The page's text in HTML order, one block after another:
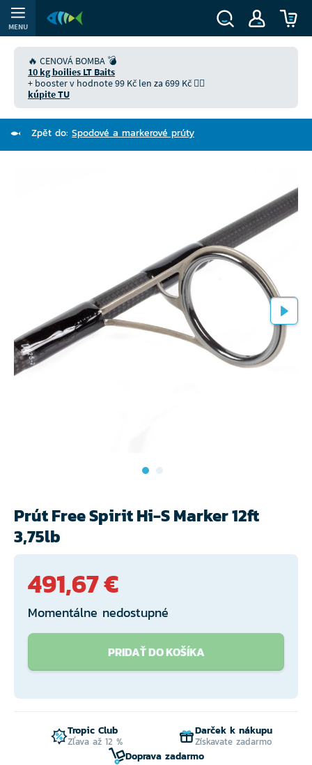
MENU
🔥 CENOVÁ BOMBA 💣
10 kg boilies LT Baits
+ booster v hodnote 99 Kč len za 699 Kč 👉🏻
kúpite TU
Zpět do: Spodové a markerové prúty
Prút Free Spirit Hi-S Marker 12ft
3,75lb
491,67 €
Momentálne nedostupné
PRIDAŤ DO KOŠÍKA
Tropic Club
Zľava až 12 %
Darček k nákupu
Získavate zadarmo
Doprava zadarmo